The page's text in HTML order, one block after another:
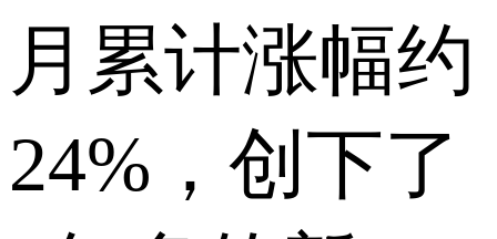
月累计涨幅约
24%，创下了